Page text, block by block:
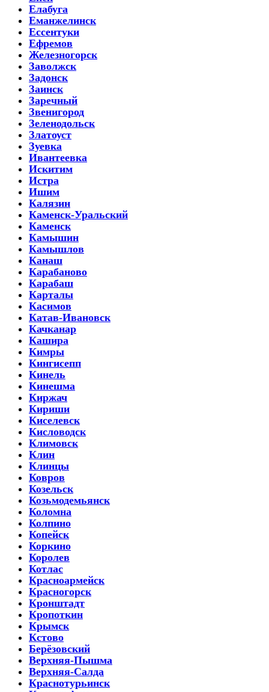
Елабуга
Еманжелинск
Ессентуки
Ефремов
Железногорск
Заволжск
Задонск
Заинск
Заречный
Звенигород
Зеленодольск
Златоуст
Зуевка
Ивантеевка
Искитим
Истра
Ишим
Калязин
Каменск-Уральский
Каменск
Камышин
Камышлов
Канаш
Карабаново
Карабаш
Карталы
Касимов
Катав-Ивановск
Качканар
Кашира
Кимры
Кингисепп
Кинель
Кинешма
Киржач
Кириши
Киселевск
Кисловодск
Климовск
Клин
Клинцы
Ковров
Козельск
Козьмодемьянск
Коломна
Колпино
Копейск
Коркино
Королев
Котлас
Красноармейск
Красногорск
Кронштадт
Кропоткин
Крымск
Кстово
Берёзовский
Верхняя-Пышма
Верхняя-Салда
Краснотурьинск